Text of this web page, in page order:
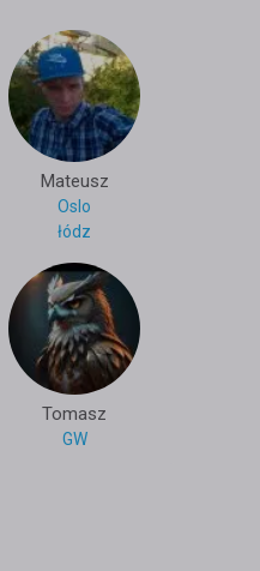
Mateusz
Oslo
łódz
Tomasz
GW